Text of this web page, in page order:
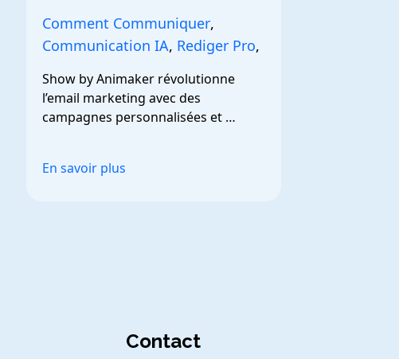
Comment Communiquer,
Communication IA, Rediger Pro,
Show by Animaker révolutionne
l’email marketing avec des
campagnes personnalisées et
En savoir plus
Contact